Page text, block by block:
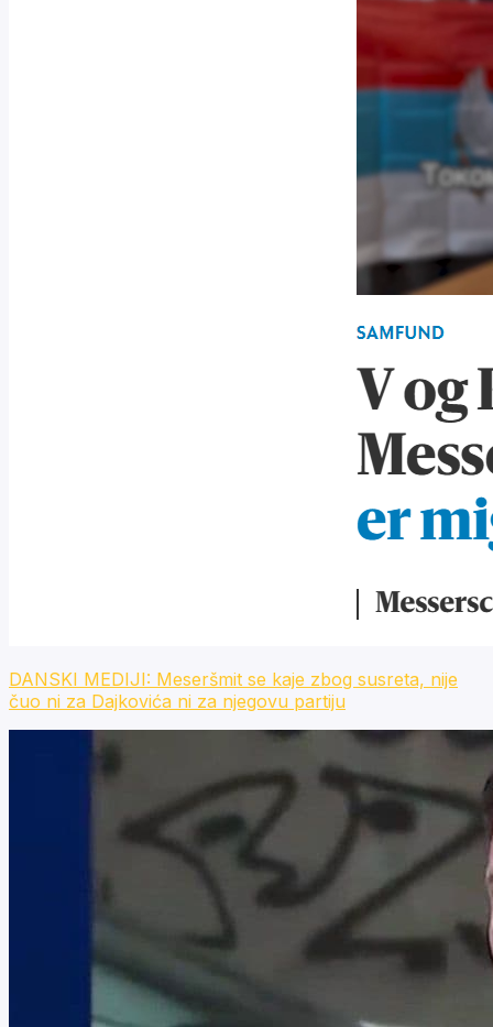
DANSKI MEDIJI: Meseršmit se kaje zbog susreta, nije
čuo ni za Dajkovića ni za njegovu partiju